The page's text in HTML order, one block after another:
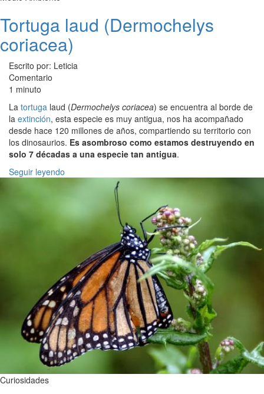
Tortuga laud (Dermochelys
coriacea)
Escrito por: Leticia
Comentario
1 minuto
La tortuga laud (Dermochelys coriacea) se encuentra al borde de
la extinción, esta especie es muy antigua, nos ha acompañado
desde hace 120 millones de años, compartiendo su territorio con
los dinosaurios. Es asombroso como estamos destruyendo en
solo 7 décadas a una especie tan antigua.
Seguir leyendo
Curiosidades